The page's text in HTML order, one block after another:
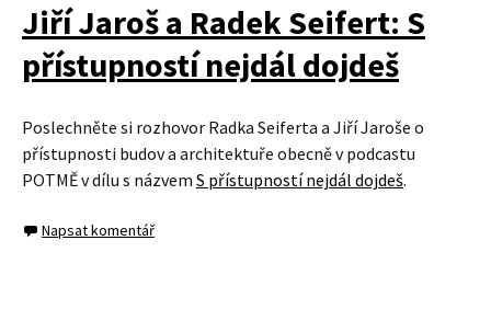
Jiří Jaroš a Radek Seifert: S
přístupností nejdál dojdeš
Poslechněte si rozhovor Radka Seiferta a Jiří Jaroše o
přístupnosti budov a architektuře obecně v podcastu
POTMĚ v dílu s názvem S přístupností nejdál dojdeš.
Napsat komentář